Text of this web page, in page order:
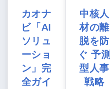
カオナ
ビ「AI
ソリュ
ーショ
ン」完
全ガイ
中核人
材の離
脱を防
ぐ 予測
型人事
戦略